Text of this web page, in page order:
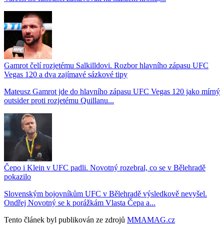
Gamrot čelí rozjetému Salkilldovi. Rozbor hlavního zápasu UFC
Vegas 120 a dva zajímavé sázkové tipy
Mateusz Gamrot jde do hlavního zápasu UFC Vegas 120 jako mírný
outsider proti rozjetému Quillanu...
Čepo i Klein v UFC padli. Novotný rozebral, co se v Bělehradě
pokazilo
Slovenským bojovníkům UFC v Bělehradě výsledkově nevyšel.
Ondřej Novotný se k porážkám Vlasta Čepa a...
Tento článek byl publikován ze zdrojů MMAMAG.cz